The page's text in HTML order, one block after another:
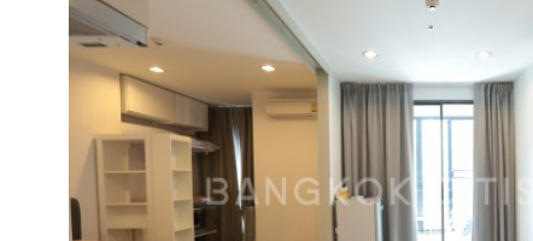
เพิ่มยูนิตเปรียบเทียบ
รายการที่ 1